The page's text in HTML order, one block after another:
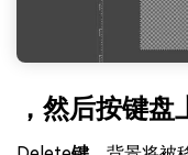
，然后按键盘